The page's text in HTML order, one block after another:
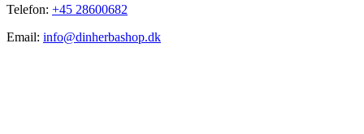
Telefon: +45 28600682
Email: info@dinherbashop.dk